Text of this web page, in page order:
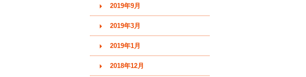
2019年9月
2019年3月
2019年1月
2018年12月